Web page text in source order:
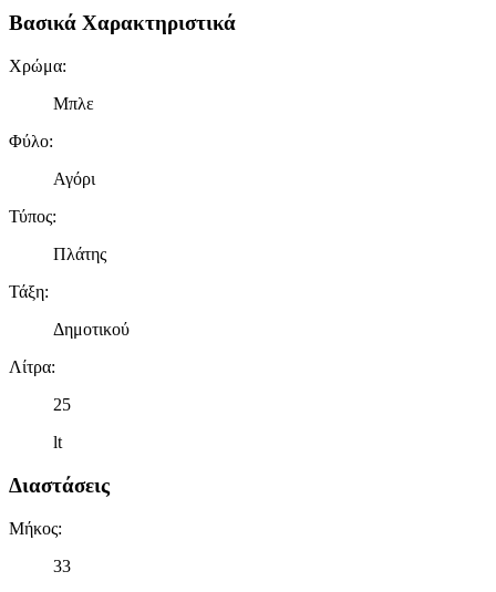
Βασικά Χαρακτηριστικά
Χρώμα:
Μπλε
Φύλο:
Αγόρι
Τύπος:
Πλάτης
Τάξη:
Δημοτικού
Λίτρα:
25
lt
Διαστάσεις
Μήκος:
33